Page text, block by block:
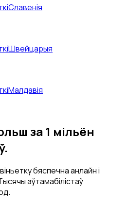
Славенія
Швейцарыя
Малдавія
за 1 мільён
бяспечна анлайн і
аўтамабілістаў